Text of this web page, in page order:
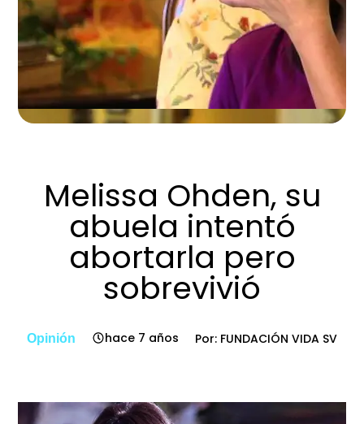
Melissa Ohden, su
abuela intentó
abortarla pero
sobrevivió
Opinión hace 7 años Por: FUNDACIÓN VIDA SV